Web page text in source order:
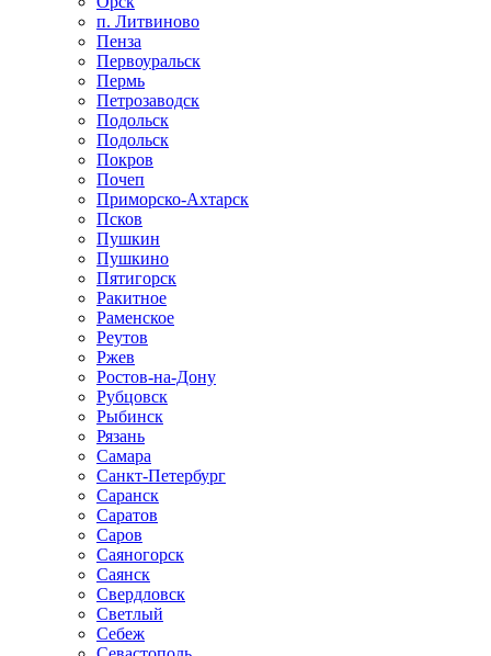
п. Литвиново
Пенза
Первоуральск
Пермь
Петрозаводск
Подольск
Подольск
Покров
Почеп
Приморско-Ахтарск
Псков
Пушкин
Пушкино
Пятигорск
Ракитное
Раменское
Реутов
Ржев
Ростов-на-Дону
Рубцовск
Рыбинск
Рязань
Самара
Санкт-Петербург
Саранск
Саратов
Саров
Саяногорск
Саянск
Свердловск
Светлый
Себеж